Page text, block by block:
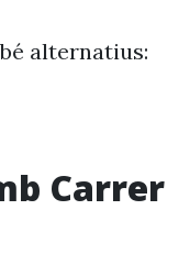
alternatius:
Carrer